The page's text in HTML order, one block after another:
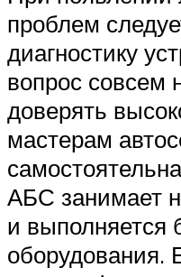
проблем
диагностику
вопрос совсем
доверять
мастерам
АБС занимает
и выполняется
оборудования.